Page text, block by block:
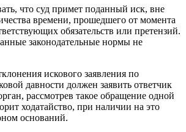
что суд примет поданный иск, вне
времени, прошедшего от момента
обязательств или претензий.
законодательные нормы не
искового заявления по
давности должен заявить ответчик
рассмотрев такое обращение одной
ходатайство, при наличии на это
оснований.